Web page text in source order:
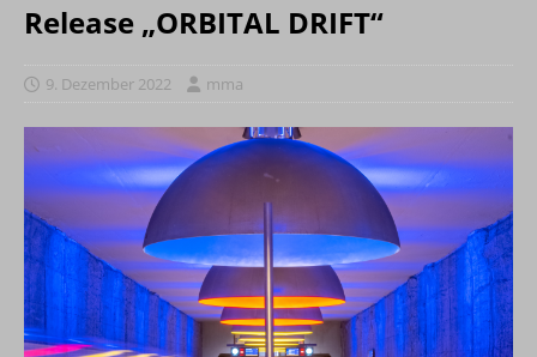
Release „ORBITAL DRIFT“
9. Dezember 2022 mma